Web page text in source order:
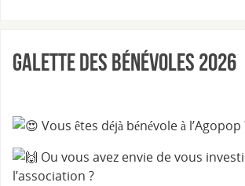
Galette des bénévoles 2026
Vous êtes déjà bénévole à l’Agopop
Ou vous avez envie de vous
l’association ?